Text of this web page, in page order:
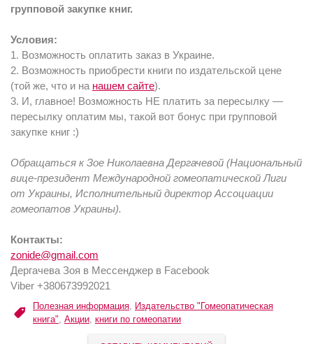
групповой закупке книг.
Условия:
1. Возможность оплатить заказ в Украине.
2. Возможность приобрести книги по издательской цене
(той же, что и на нашем сайте).
3. И, главное! Возможность НЕ платить за пересылку —
пересылку оплатим мы, такой вот бонус при групповой
закупке книг :)
Обращаться к Зое Николаевна Дергачевой (Национальный
вице-президент Международной гомеопатической Лиги
от Украины, Исполнительный директор Ассоциации
гомеопатов Украины).
Контакты:
zonide@gmail.com
Дергачева Зоя в Мессенджер в Facebook
Viber +380673992021
Полезная информация, Издательство "Гомеопатическая
книга", Акции, книги по гомеопатии